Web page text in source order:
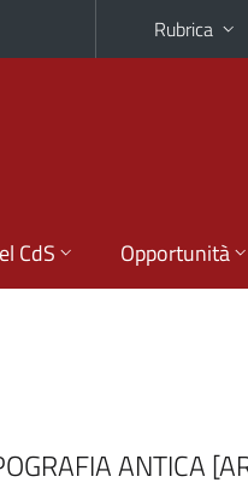
Rubrica
CdS Opportunità
ANTICA